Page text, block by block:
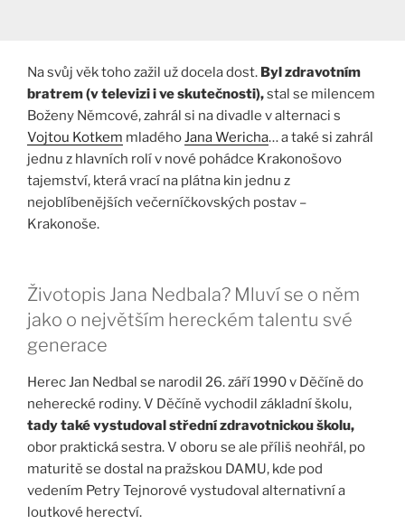
Na svůj věk toho zažil už docela dost. Byl zdravotním
bratrem (v televizi i ve skutečnosti),stal se milencem
Boženy Němcové, zahrál si na divadle v alternaci s
Vojtou Kotkem mladéhoJana Wericha… a také si zahrál
jednu z hlavních rolí v nové pohádce Krakonošovo
tajemství, která vrací na plátna kin jednu z
nejoblíbenějších večerníčkovských postav –
Krakonoše.
Životopis Jana Nedbala? Mluví se o něm
jako o největším hereckém talentu své
generace
Herec Jan Nedbal se narodil 26. září 1990 v Děčíně do
neherecké rodiny. V Děčíně vychodil základní školu,
tady také vystudoval střední zdravotnickou školu,
obor praktická sestra. V oboru se ale příliš neohřál, po
maturitě se dostal na pražskou DAMU, kde pod
vedením Petry Tejnorové vystudoval alternativní a
loutkové herectví.